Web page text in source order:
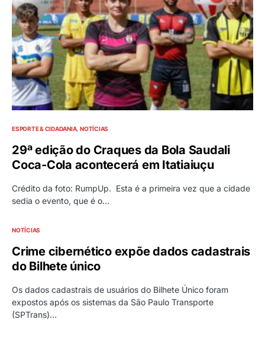
ESPORTE & CIDADANIA NOTÍCIAS
29ª edição do Craques da Bola Saudali
Coca-Cola acontecerá em Itatiaiuçu
Crédito da foto: RumpUp. Esta é a primeira vez que a cidade
sedia o evento, que é o…
NOTÍCIAS
Crime cibernético expõe dados cadastrais
do Bilhete único
Os dados cadastrais de usuários do Bilhete Único foram
expostos após os sistemas da São Paulo Transporte
(SPTrans)…